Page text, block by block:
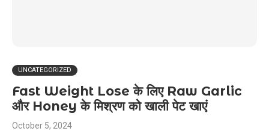
UNCATEGORIZED
Fast Weight Lose के लिए Raw Garlic
और Honey के मिश्रण को खाली पेट खाएं
October 5, 2024